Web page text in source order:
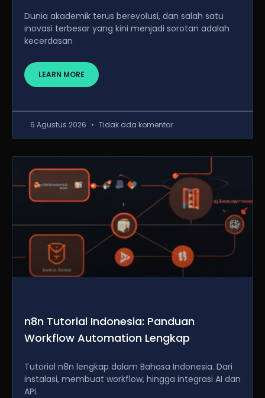
Dunia akademik terus berevolusi, dan salah satu
inovasi terbesar yang kini menjadi sorotan adalah
kecerdasan
LEARN MORE
6 Agustus 2026 Tidak ada komentar
n8n Tutorial Indonesia: Panduan
Workflow Automation Lengkap
Tutorial n8n lengkap dalam Bahasa Indonesia. Dari
instalasi, membuat workflow, hingga integrasi AI dan
API.